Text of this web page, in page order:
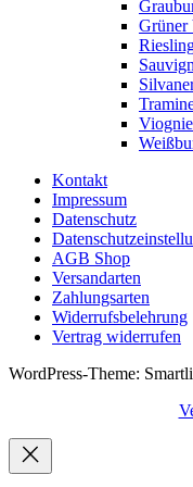
Grüner
Kontakt
Impressum
Datenschutz
AGB Shop
Versandarten
Zahlungsarten
Widerrufsbelehrung
Vertrag widerrufen
WordPress-Theme: